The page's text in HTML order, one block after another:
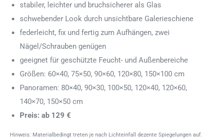
stabiler, leichter und bruchsicherer als Glas
schwebender Look durch unsichtbare Galerieschiene
federleicht, fix und fertig zum Aufhängen, zwei
Nägel/Schrauben genügen
geeignet für geschützte Feucht- und Außenbereiche
Größen: 60×40, 75×50, 90×60, 120×80, 150×100 cm
Panoramen: 80×40, 90×30, 100×50, 120×40, 120×60,
140×70, 150×50 cm
Preis: ab 129 €
Hinweis: Materialbedingt treten je nach Lichteinfall dezente Spiegelungen auf.